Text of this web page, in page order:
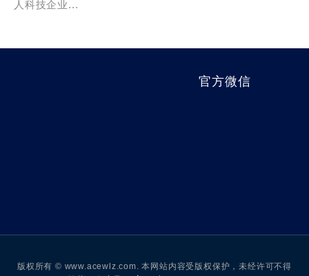
人科技企业...
官方微信
版权所有 © www.acewlz.com. 本网站内容受版权保护，未经许可不得